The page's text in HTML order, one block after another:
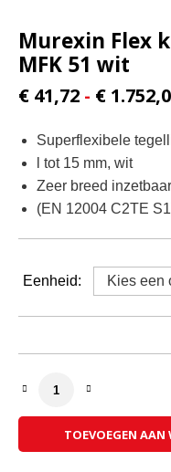
Murexin Flex
MFK 51 wit
€ 41,72 - €
Superflexibele
l tot 15 mm, wit
Zeer breed inzetbaar
(EN 12004 C2TE
Eenheid:
Murexin Flex
TOEVOEGEN AAN